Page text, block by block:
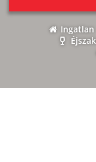
Ingatlan